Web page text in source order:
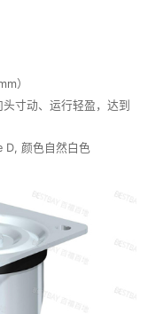
）
寸动、运行轻盈，达到
D, 颜色自然白色